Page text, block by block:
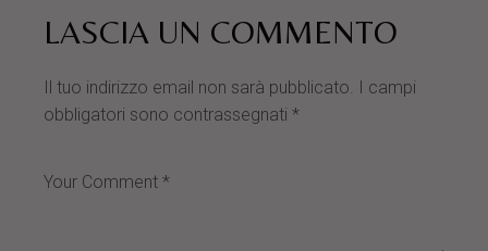
LASCIA UN COMMENTO
Il tuo indirizzo email non sarà pubblicato. I campi
obbligatori sono contrassegnati*